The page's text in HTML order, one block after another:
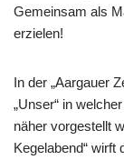
Gemeinsam als
erzielen!
In der „Aargauer
„Unser“ in
näher vorgestellt
Kegelabend“ wirft